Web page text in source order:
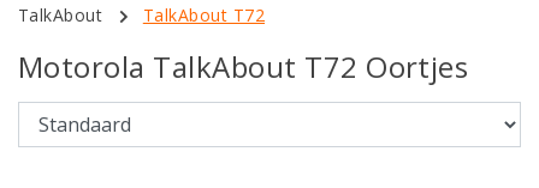
TalkAbout
TalkAbout T72
Motorola TalkAbout T72 Oortjes